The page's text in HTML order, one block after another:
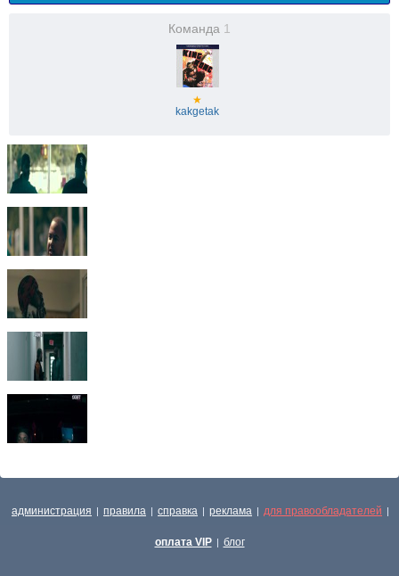
Команда 1
★
kakgetak
администрация | правила | справка | реклама | для правообладателей |
оплата VIP | блог